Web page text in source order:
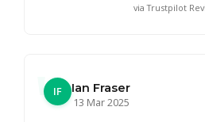
via Trustpilot
IF
Ian Fraser
13 Mar 2025